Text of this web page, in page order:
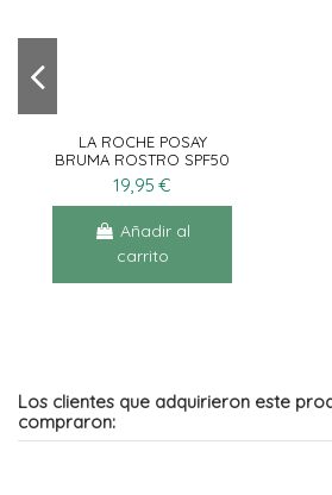
LA ROCHE POSAY
BRUMA ROSTRO SPF50
75ML
19,95 €
Añadir al
carrito
Los clientes que adquirieron este
compraron: